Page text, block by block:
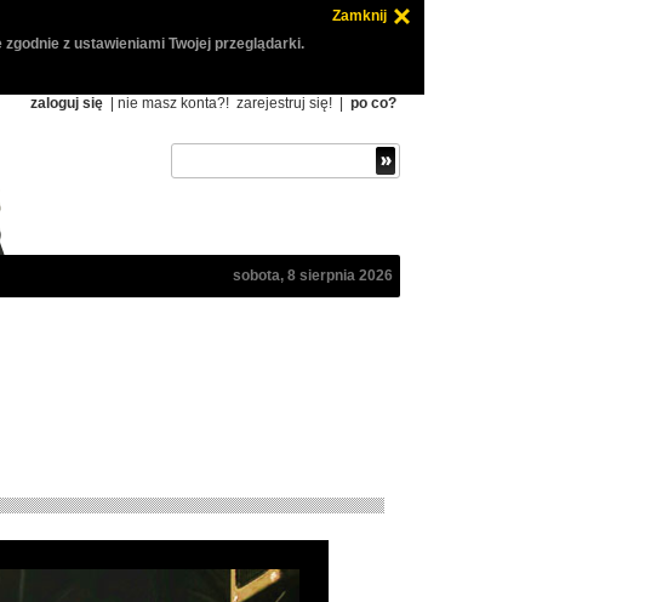
Zamknij
z ustawieniami Twojej przeglądarki.
zaloguj się | nie masz konta?! zarejestruj się! po co?
sobota, 8 sierpnia 2026